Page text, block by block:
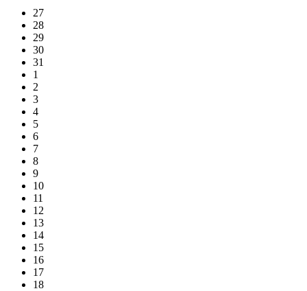
27
28
29
30
31
1
2
3
4
5
6
7
8
9
10
11
12
13
14
15
16
17
18